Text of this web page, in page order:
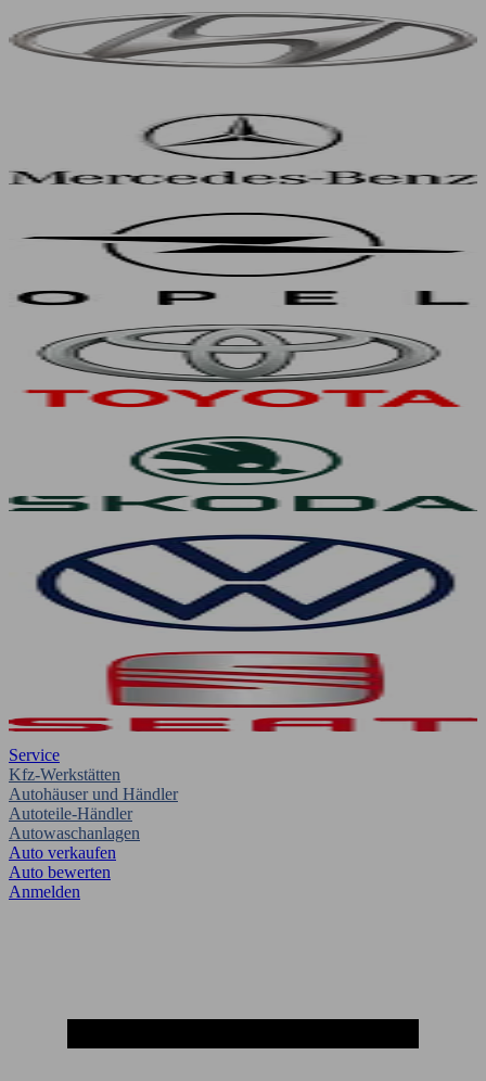
Service
Kfz-Werkstätten
Autohäuser und Händler
Autoteile-Händler
Autowaschanlagen
Auto verkaufen
Auto bewerten
Anmelden